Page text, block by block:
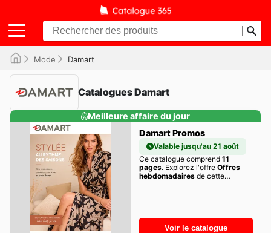
Mode Damart
Catalogues Damart
Meilleure affaire du jour
Damart Promos
Valable jusqu'au 21 août
Ce catalogue comprend 11
pages. Explorez l'offre Offres
hebdomadairesde cette
Voir le catalogue